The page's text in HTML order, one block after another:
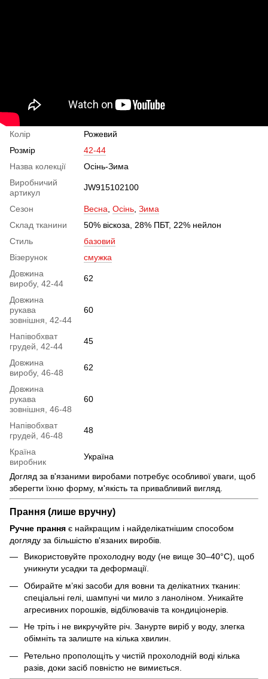
Колір
Рожевий
Розмір
42-44
Назва колекції
Осінь-Зима
Виробничий
артикул
JW915102100
Сезон Весна Осінь Зима
Склад тканини
50% віскоза, 28% ПБТ, 22% нейлон
Стиль
базовий
Візерунок
смужка
Довжина
виробу, 42-44
62
Довжина
рукава
зовнішня, 42-44
60
Напівобхват
грудей, 42-44
45
Довжина
виробу, 46-48
62
Довжина
рукава
зовнішня, 46-48
60
Напівобхват
грудей, 46-48
48
Країна
виробник
Україна
Догляд за в'язаними виробами потребує особливої уваги, щоб
зберегти їхню форму, м'якість та привабливий вигляд.
Прання (лише вручну)
Ручне прання є найкращим і найделікатнішим способом
догляду за більшістю в'язаних виробів.
Використовуйте прохолодну воду (не вище 30–40°C), щоб
уникнути усадки та деформації.
Обирайте м’які засоби для вовни та делікатних тканин:
спеціальні гелі, шампуні чи мило з ланоліном. Уникайте
агресивних порошків, відбілювачів та кондиціонерів.
Не тріть і не викручуйте річ. Занурте виріб у воду, злегка
обімніть та залиште на кілька хвилин.
Ретельно прополощіть у чистій прохолодній воді кілька
разів, доки засіб повністю не вимиється.